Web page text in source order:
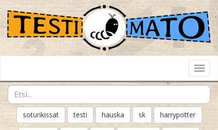
soturikissat testi hauska sk harrypotter